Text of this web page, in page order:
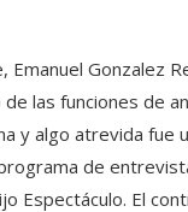
Gonzalez
las funciones de
y algo atrevida fue
de
Espectáculo. El